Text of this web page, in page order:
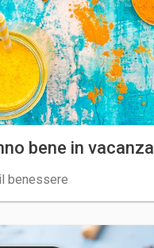
bene in vacanza
benessere